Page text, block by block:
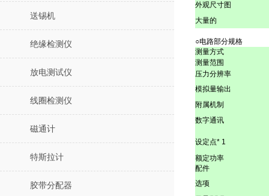
送锡机
绝缘检测仪
放电测试仪
线圈检测仪
磁通计
特斯拉计
胶带分配器
外观尺寸图
大量的
○电路部分规格
测量方式
测量范围
压力分辨率
模拟量输出
附属机制
数字通讯
设定点* 1
额定功率
配件
选项